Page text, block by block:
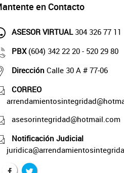
en Contacto
ASESOR VIRTUAL304 326 77 11
PBX (604) 342 22 20 - 520 29 80
Dirección Calle 30 A # 77-06
CORREO
asesorintegridad@hotmail.com
Notificación Judicial